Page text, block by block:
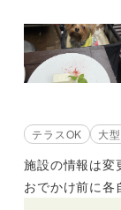
テラスOK 大
施設の情報は変
おでかけ前に各